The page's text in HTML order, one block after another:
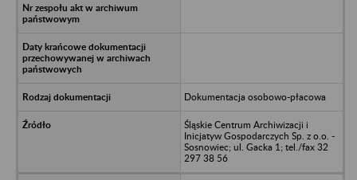
Dokumentacja osobowo-płacowa
Śląskie Centrum Archiwizacji i
Inicjatyw Gospodarczych Sp. z o.o. -
Sosnowiec; ul. Gacka 1; tel./fax 32
297 38 56